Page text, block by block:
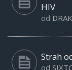
HIV
od
Strah
od